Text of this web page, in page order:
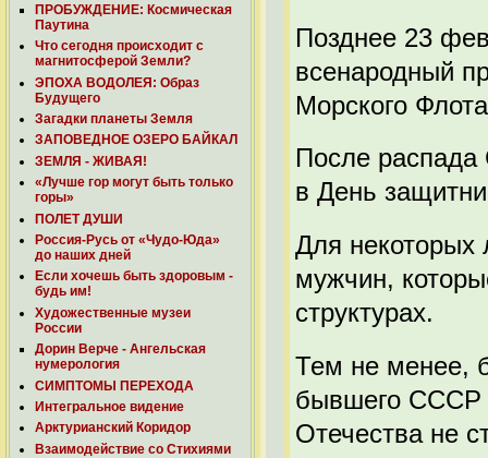
ПРОБУЖДЕНИЕ: Космическая
Паутина
Что сегодня происходит с
магнитосферой Земли?
ЭПОХА ВОДОЛЕЯ: Образ
Будущего
Загадки планеты Земля
ЗАПОВЕДНОЕ ОЗЕРО БАЙКАЛ
ЗЕМЛЯ - ЖИВАЯ!
«Лучше гор могут быть только
горы»
ПОЛЕТ ДУШИ
Россия-Русь от «Чудо-Юда»
до наших дней
Если хочешь быть здоровым -
будь им!
Художественные музеи
России
Дорин Верче - Ангельская
нумерология
СИМПТОМЫ ПЕРЕХОДА
Интегральное видение
Арктурианский Коридор
Взаимодействие со Стихиями
Позднее 23
всенародный
Морского
После распада
в День
Для некоторых
мужчин,
структурах.
Тем не менее,
бывшего СССР
Отечества не